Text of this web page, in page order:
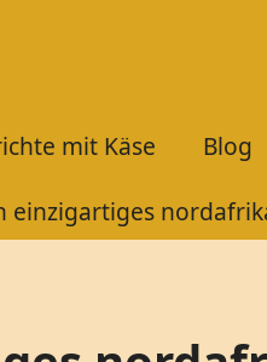
mit Käse
Blog
einzigartiges